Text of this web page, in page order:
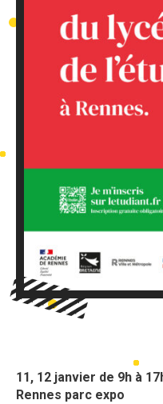
11, 12 janvier de 9h à
Rennes parc expo